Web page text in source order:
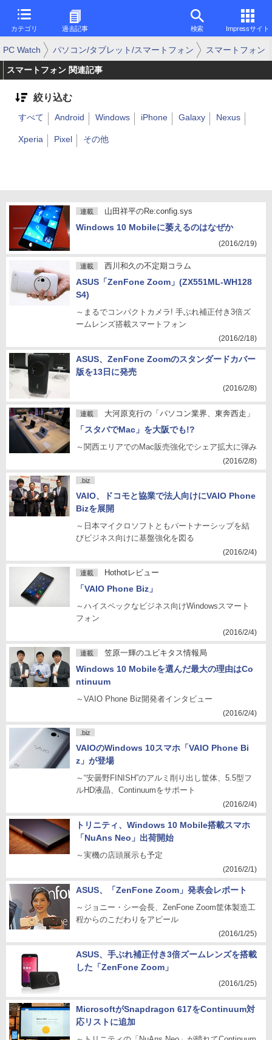
カテゴリ 過去記事 検索 Impressサイト
PC Watch パソコン/タブレット/スマートフォン スマートフォン
スマートフォン 関連記事
絞り込む
すべて Android Windows iPhone Galaxy Nexus
Xperia Pixel その他
連載 山田祥平のRe:config.sys
Windows 10 Mobileに萎えるのはなぜか
(2016/2/19)
連載 西川和久の不定期コラム
ASUS「ZenFone Zoom」(ZX551ML-WH128
S4)
～まるでコンパクトカメラ! 手ぶれ補正付き3倍ズ
ームレンズ搭載スマートフォン
(2016/2/18)
ASUS、ZenFone Zoomのスタンダードカバー
版を13日に発売
(2016/2/8)
連載 大河原克行の「パソコン業界、東奔西走」
「スタバでMac」を大阪でも!?
～関西エリアでのMac販売強化でシェア拡大に弾み
(2016/2/8)
.biz
VAIO、ドコモと協業で法人向けにVAIO Phone
Bizを展開
～日本マイクロソフトともパートナーシップを結
びビジネス向けに基盤強化を図る
(2016/2/4)
連載 Hothotレビュー
「VAIO Phone Biz」
～ハイスペックなビジネス向けWindowsスマート
フォン
(2016/2/4)
連載 笠原一輝のユビキタス情報局
Windows 10 Mobileを選んだ最大の理由はCo
ntinuum
～VAIO Phone Biz開発者インタビュー
(2016/2/4)
.biz
VAIOのWindows 10スマホ「VAIO Phone Bi
z」が登場
～“安曇野FINISH”のアルミ削り出し筐体、5.5型フ
ルHD液晶、Continuumをサポート
(2016/2/4)
トリニティ、Windows 10 Mobile搭載スマホ
「NuAns Neo」出荷開始
～実機の店頭展示も予定
(2016/2/1)
ASUS、「ZenFone Zoom」発表会レポート
～ジョニー・シー会長、ZenFone Zoom筐体製造工
程からのこだわりをアピール
(2016/1/25)
ASUS、手ぶれ補正付き3倍ズームレンズを搭載
した「ZenFone Zoom」
(2016/1/25)
MicrosoftがSnapdragon 617をContinuum対
応リストに追加